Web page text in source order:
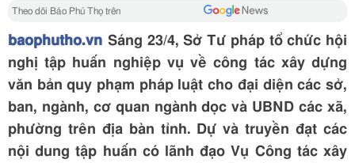
Theo dõi Báo Phú Thọ trên
baophutho.vn Sáng 23/4, Sở Tư pháp tổ chức hội
nghị tập huấn nghiệp vụ về công tác xây dựng
văn bản quy phạm pháp luật cho đại diện các sở,
ban, ngành, cơ quan ngành dọc và UBND các xã,
phường trên địa bàn tỉnh. Dự và truyền đạt các
nội dung tập huấn có lãnh đạo Vụ Công tác xây